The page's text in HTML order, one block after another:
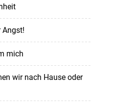
Angst!
mich
wir nach Hause oder